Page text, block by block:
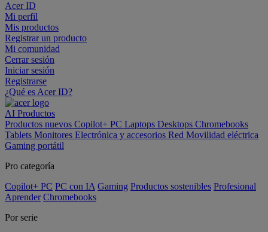
Acer ID
Mi perfil
Mis productos
Registrar un producto
Mi comunidad
Cerrar sesión
Iniciar sesión
Registrarse
¿Qué es Acer ID?
AI Productos
Productos nuevos Copilot+ PC Laptops Desktops Chromebooks
Tablets Monitores Electrónica y accesorios Red Movilidad eléctrica
Gaming portátil
Pro categoría
Copilot+ PC PC con IA Gaming Productos sostenibles Profesional
Aprender Chromebooks
Por serie